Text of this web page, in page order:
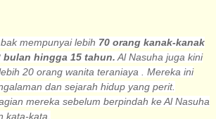
mempunyai lebih 70 orang kanak-kanak
hingga 15 tahun. Al Nasuha juga kini
20 orang wanita teraniaya . Mereka ini
dan sejarah hidup yang perit.
mereka sebelum berpindah ke Al Nasuha
kata-kata.